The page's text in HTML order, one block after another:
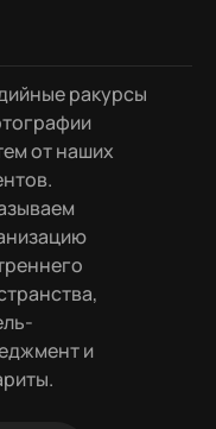
ракурсы
от наших
и